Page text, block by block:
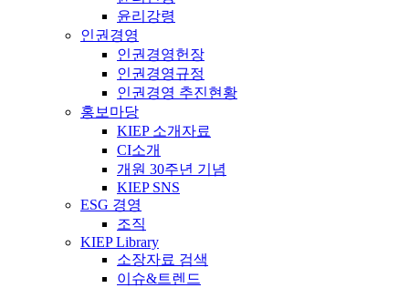
윤리강령
인권경영
인권경영헌장
인권경영규정
인권경영 추진현황
홍보마당
KIEP 소개자료
CI소개
개원 30주년 기념
KIEP SNS
ESG 경영
조직
KIEP Library
소장자료 검색
이슈&트렌드